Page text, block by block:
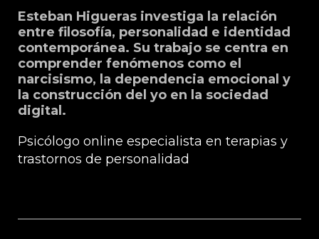
Esteban Higueras investiga la relación
entre filosofía, personalidad e identidad
contemporánea. Su trabajo se centra en
comprender fenómenos como el
narcisismo, la dependencia emocional y
la construcción del yo en la sociedad
digital.
Psicólogo online especialista en terapias y
trastornos de personalidad